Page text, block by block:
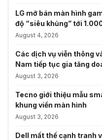
LG mở bán màn hình
độ “siêu khủng” tới
August 4, 2026
Các dịch vụ viễn thông
Nam tiếp tục gia tăng
August 3, 2026
Tecno giới thiệu mẫu
khung viền màn hình
August 3, 2026
Dell mất thế cạnh tranh